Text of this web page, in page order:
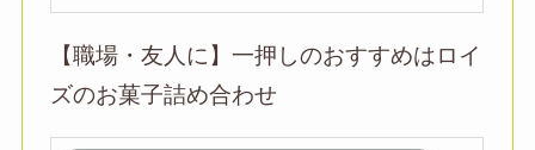
【職場・友人に】一押しのおすすめはロイ
ズのお菓子詰め合わせ